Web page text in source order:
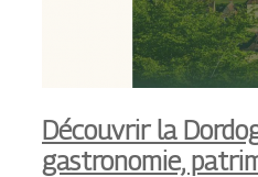
Découvrir la
gastronomie,